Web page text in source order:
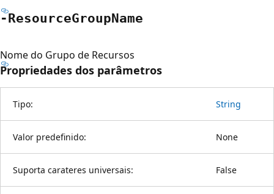
-ResourceGroupName
Nome do Grupo de Recursos
Propriedades dos parâmetros
Tipo: String
Valor predefinido: None
Suporta carateres universais: False